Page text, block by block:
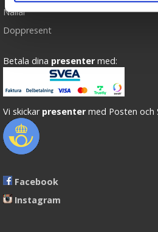
Nallar
Doppresent
Betala dina presenter med:
Vi skickar presenter med Posten och
Facebook
Instagram